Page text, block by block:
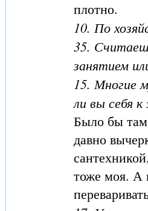
плотно.
10. По
35.
занятием
15. Многие
ли вы себя
Было бы там
давно
тоже моя. А